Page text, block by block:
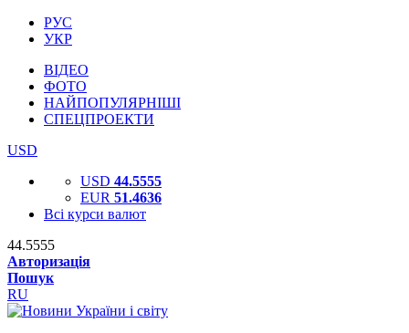
РУС
УКР
ВІДЕО
ФОТО
НАЙПОПУЛЯРНІШІ
СПЕЦПРОЕКТИ
USD
USD 44.5555
EUR 51.4636
Всі курси валют
44.5555
Авторизація
Пошук
RU